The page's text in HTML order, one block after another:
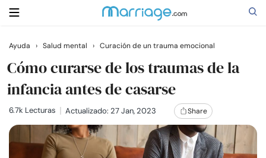
Buscar
Casarse
Relaciones
Ayuda › Salud mental › Curación de un trauma emocional
Cómo curarse de los traumas de la
infancia antes de casarse
6.7k Lecturas Actualizado: 27 Jan, 2023 Share